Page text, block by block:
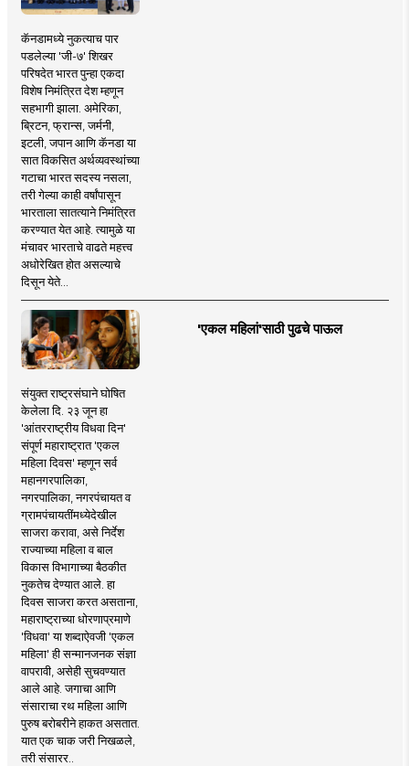
कॅनडामध्ये नुकत्याच पार
पडलेल्या 'जी-७' शिखर
परिषदेत भारत पुन्हा एकदा
विशेष निमंत्रित देश म्हणून
सहभागी झाला. अमेरिका,
ब्रिटन, फ्रान्स, जर्मनी,
इटली, जपान आणि कॅनडा या
सात विकसित अर्थव्यवस्थांच्या
गटाचा भारत सदस्य नसला,
तरी गेल्या काही वर्षांपासून
भारताला सातत्याने निमंत्रित
करण्यात येत आहे. त्यामुळे या
मंचावर भारताचे वाढते महत्त्व
अधोरेखित होत असल्याचे
दिसून येते...
'एकल महिलां'साठी पुढचे पाऊल
संयुक्त राष्ट्रसंघाने घोषित
केलेला दि. २३ जून हा
'आंतरराष्ट्रीय विधवा दिन'
संपूर्ण महाराष्ट्रात 'एकल
महिला दिवस' म्हणून सर्व
महानगरपालिका,
नगरपालिका, नगरपंचायत व
ग्रामपंचायतींमध्येदेखील
साजरा करावा, असे निर्देश
राज्याच्या महिला व बाल
विकास विभागाच्या बैठकीत
नुकतेच देण्यात आले. हा
दिवस साजरा करत असताना,
महाराष्ट्राच्या धोरणाप्रमाणे
'विधवा' या शब्दाऐवजी 'एकल
महिला' ही सन्मानजनक संज्ञा
वापरावी, असेही सुचवण्यात
आले आहे. जगाचा आणि
संसाराचा रथ महिला आणि
पुरुष बरोबरीने हाकत असतात.
यात एक चाक जरी निखळले,
तरी संसारर..